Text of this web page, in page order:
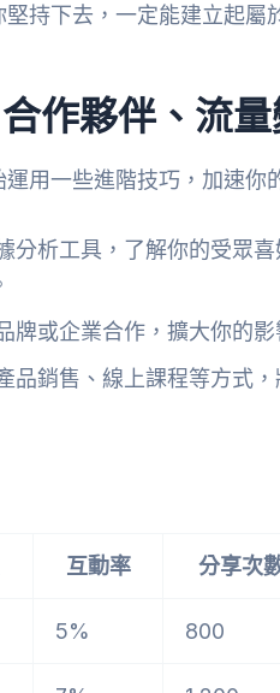
持下去，一定能建立起屬
作夥伴、流
用一些進階技巧，加速你
分析工具，了解你的受眾
牌或企業合作，擴大你的影
品銷售、線上課程等方式
互動率 分享次
5% 800